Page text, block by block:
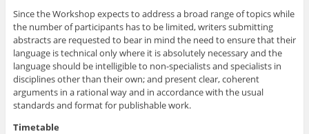
Since the Workshop expects to address a broad range of topics while
the number of participants has to be limited, writers submitting
abstracts are requested to bear in mind the need to ensure that their
language is technical only where it is absolutely necessary and the
language should be intelligible to non-specialists and specialists in
disciplines other than their own; and present clear, coherent
arguments in a rational way and in accordance with the usual
standards and format for publishable work.
Timetable